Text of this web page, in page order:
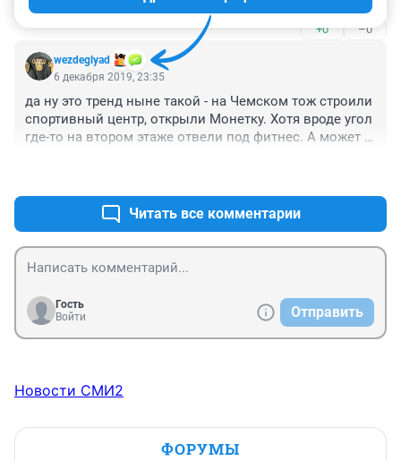
Пятерочка
+0 –0
wezdeglyad
6 декабря 2019, 23:35
да ну это тренд ныне такой - на Чемском тож строили
спортивный центр, открыли Монетку. Хотя вроде угол
где-то на втором этаже отвели под фитнес. А может
Читать все комментарии
Гость
Войти
Отправить
Новости СМИ2
ФОРУМЫ